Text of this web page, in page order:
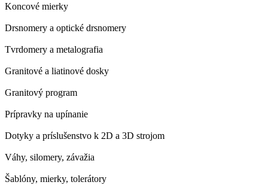
Koncové mierky
Drsnomery a optické drsnomery
Tvrdomery a metalografia
Granitové a liatinové dosky
Granitový program
Prípravky na upínanie
Dotyky a príslušenstvo k 2D a 3D strojom
Váhy, silomery, závažia
Šablóny, mierky, tolerátory